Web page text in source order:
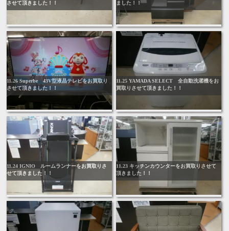
させて頂きました！！
ました！！
11.26 Superbe 43V型液晶テレビをお買取り
させて頂きました！！
11.25 YAMADA SELECT 全自動洗濯機をお
買取りさせて頂きました！！
11.24 IGNIO ルームランナーをお買取りさ
せて頂きました！！
11.23 キッチンカウンターをお買取りさせて
頂きました！！